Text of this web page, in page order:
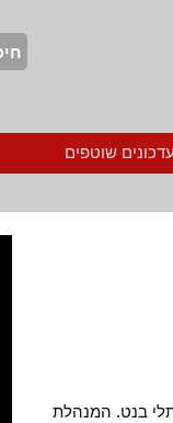
שוטפים
בנט. המנהלת